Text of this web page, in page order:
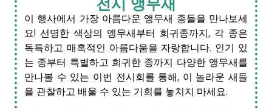
이 행사에서 가장 아름다운 앵무새 종들을 만나보세
요! 선명한 색상의 앵무새부터 희귀종까지, 각 종은
독특하고 매혹적인 아름다움을 자랑합니다. 인기 있
는 종부터 특별하고 희귀한 종까지 다양한 앵무새를
만나볼 수 있는 이번 전시회를 통해, 이 놀라운 새들
을 관찰하고 배울 수 있는 기회를 놓치지 마세요.